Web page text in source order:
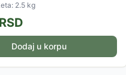
2.5 kg
RSD
Dodaj u korpu